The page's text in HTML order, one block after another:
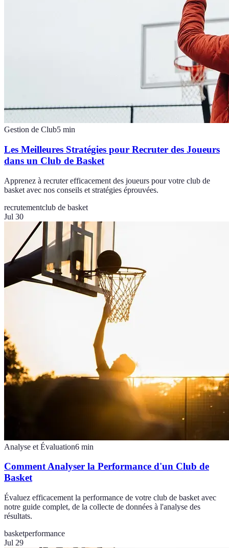
Gestion de Club5 min
Les Meilleures Stratégies pour Recruter des Joueurs
dans un Club de Basket
Apprenez à recruter efficacement des joueurs pour votre club de
basket avec nos conseils et stratégies éprouvées.
recrutementclub de basket
Jul 30
Analyse et Évaluation6 min
Comment Analyser la Performance d'un Club de
Basket
Évaluez efficacement la performance de votre club de basket avec
notre guide complet, de la collecte de données à l'analyse des
résultats.
basketperformance
Jul 29